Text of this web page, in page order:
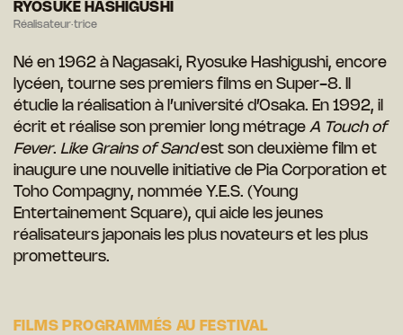
RYOSUKE HASHIGUSHI
Réalisateur·trice
Né en 1962 à Nagasaki, Ryosuke Hashigushi, encore
lycéen, tourne ses premiers films en Super-8. Il
étudie la réalisation à l’université d’Osaka. En 1992, il
écrit et réalise son premier long métrage A Touch of
Fever. Like Grains of Sandest son deuxième film et
inaugure une nouvelle initiative de Pia Corporation et
Toho Compagny, nommée Y.E.S. (Young
Entertainement Square), qui aide les jeunes
réalisateurs japonais les plus novateurs et les plus
prometteurs.
FILMS PROGRAMMÉS AU FESTIVAL